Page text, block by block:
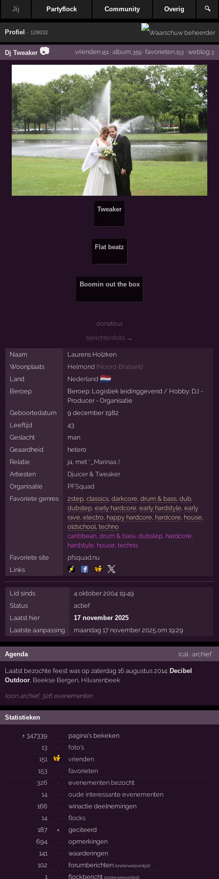
Jij Partyflock Community Overig 🔍
Profiel · 129032
Dj Tweaker 📷 vrienden,151· album ,359· favorieten,153· weblog ,3
Tweaker
Flat beatz
Boomin out the box
donateur
berichtenfoto →
Naam
Laurens Holzken
Woonplaats
Helmond (Noord-Brabant)
Land
Nederland 🇳🇱
Beroep
Beroep: Logistiek leidinggevend / Hobby: DJ -
Producer - Organisatie
Geboortedatum
9 december 1982
Leeftijd
43
Geslacht
man
Geaardheid
hetero
Relatie
ja, met *_Marinaa..!
Artiesten
Djuicer& Tweaker
Organisatie
PFSquad
Favoriete genres
2step, classics, darkcore drum & bass, dub,
dubstep, early hardcore early hardstyle early
rave electro, happy hardcore hardcore house
oldschool techno
caribbean, drum & bass, dubstep, hardcore,
hardstyle, house, techno
Favoriete site
pfsquad.nu
Links
Lid sinds
4 oktober 2004 19:49
Status
actief
Laatst hier
17 november 2025
Laatste aanpassing
maandag 17 november 2025 om 19:29
Agenda ical · archief
Laatst bezochte feest was op zaterdag 16 augustus 2014: Decibel
Outdoor Beekse Bergen Hilvarenbeek
toon archief, 326 evenementen
Statistieken
± 347339 ·
pagina's bekeken
13
·
foto's
151
vrienden
153
·
favorieten
326
·
evenementen bezocht
14
·
oude interessante evenementen
166
·
winactie deelnemingen
14
·
flocks
187
×
geciteerd
694
·
opmerkingen
141
·
waarderingen
102
· forumberichten(onderwerpenlijst)
1 · flockbericht(onderwerpenlijst)